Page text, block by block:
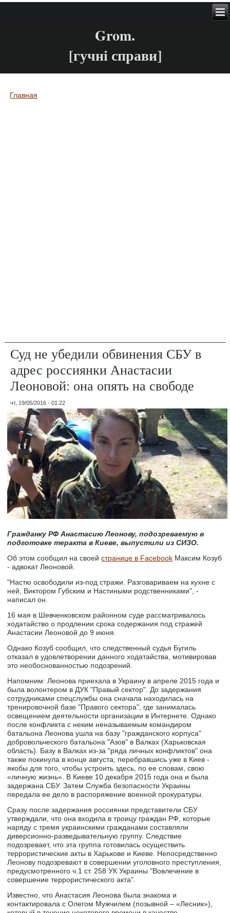
Grom.
[гучні справи]
Вы здесь
Главная
Суд не убедили обвинения СБУ в
адрес россиянки Анастасии
Леоновой: она опять на свободе
чт, 19/05/2016 - 01:22
Гражданку РФ Анастасию Леонову, подозреваемую в
подготовке теракта в Киеве, выпустили из СИЗО.
Об этом сообщил на своейстранице в Facebook Максим Козуб
- адвокат Леоновой.
"Настю освободили из-под стражи. Разговариваем на кухне с
ней, Виктором Губским и Настиными родственниками", -
написал он.
16 мая в Шевченковском районном суде рассматривалось
ходатайство о продлении срока содержания под стражей
Анастасии Леоновой до 9 июня.
Однако Козуб сообщил, что следственный судья Бугиль
отказал в удовлетворении данного ходатайства, мотивировав
это необоснованностью подозрений.
Напомним: Леонова приехала в Украину в апреле 2015 года и
была волонтером в ДУК "Правый сектор". До задержания
сотрудниками спецслужбы она сначала находилась на
тренировочной базе "Правого сектора", где занималась
освещением деятельности организации в Интернете. Однако
после конфликта с неким неназываемым командиром
батальона Леонова ушла на базу "гражданского корпуса"
добровольческого батальона "Азов" в Валках (Харьковская
область). Базу в Валках из-за "ряда личных конфликтов" она
также покинула в конце августа, перебравшись уже в Киев -
якобы для того, чтобы устроить здесь, по ее словам, свою
«личную жизнь». В Киеве 10 декабря 2015 года она и была
задержана СБУ. Затем Служба безопасности Украины
передала ее дело в распоряжение военной прокуратуры.
Сразу после задержания россиянки представители СБУ
утверждали, что она входила в троицу граждан РФ, которые
наряду с тремя украинскими гражданами составляли
диверсионно-разведывательную группу. Следствие
подозревает, что эта группа готовилась осуществить
террористические акты в Харькове и Киеве. Непосредственно
Леонову подозревают в совершении уголовного преступления,
предусмотренного ч.1 ст. 258 УК Украины "Вовлечение в
совершение террористического акта".
Известно, что Анастасия Леонова была знакома и
контактировала с Олегом Мужчилем (позывной – «Лесник»),